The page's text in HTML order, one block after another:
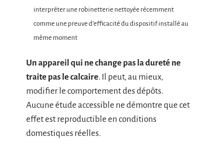
interpréter une robinetterie nettoyée récemment
comme une preuve d’efficacité du dispositif installé au
même moment
Un appareil qui ne change pas la dureté ne
traite pas le calcaire. Il peut, au mieux,
modifier le comportement des dépôts.
Aucune étude accessible ne démontre que cet
effet est reproductible en conditions
domestiques réelles.